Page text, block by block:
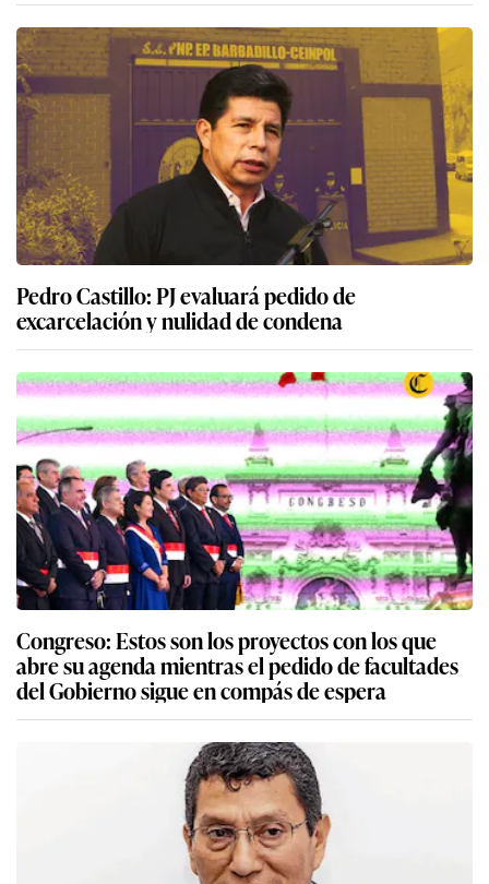
Pedro Castillo: PJ evaluará pedido de
excarcelación y nulidad de condena
Congreso: Estos son los proyectos con los que
abre su agenda mientras el pedido de facultades
del Gobierno sigue en compás de espera